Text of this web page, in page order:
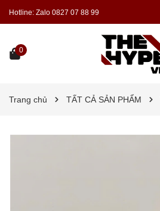
Hotline: Zalo 0827 07 88 99
0
Trang chủ TẤT CẢ SẢN PHẨM